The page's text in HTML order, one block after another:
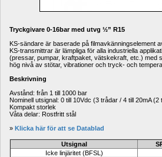
Tryckgivare 0-16bar med utvg ½” R15
KS-sändare är baserade på filmavkänningselement
KS-transmittrar är lämpliga för alla industriella
(pressar, pumpar, kraftpaket, vätskekraft, etc.) med
hög nivå av stötar, vibrationer och tryck- och
Beskrivning
Avstånd: från 1 till 1000 bar
Nominell utsignal: 0 till 10Vdc (3 trådar / 4 till 20mA (2
Kompakt storlek
Våta delar: Rostfritt stål
» Klicka här för att se Datablad
Utsignal
Icke linjäritet (BFSL)